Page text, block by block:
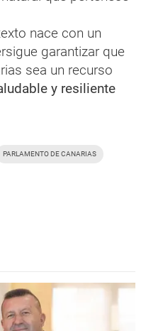
nace con un
garantizar que
sea un recurso
y resiliente
PARLAMENTO DE CANARIAS